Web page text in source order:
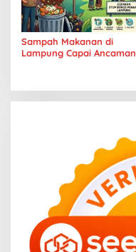
Sampah Makanan di
Lampung Capai Ancaman